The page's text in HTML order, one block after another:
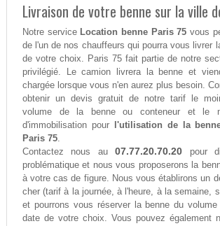
Livraison de votre benne sur la ville
Notre service Location benne Paris 75 vous
de l'un de nos chauffeurs qui pourra vous livrer
de votre choix. Paris 75 fait partie de notre
privilégié. Le camion livrera la benne et
chargée lorsque vous n'en aurez plus besoin.
obtenir un devis gratuit de notre tarif le
volume de la benne ou conteneur et le
d'immobilisation pour
l'utilisation de la
Paris 75.
Contactez nous au07.77.20.70.20 pour
problématique et nous vous proposerons la
à votre cas de figure. Nous vous établirons un
cher (tarif à la journée, à l'heure, à la semaine,
et pourrons vous réserver la benne du
date de votre choix. Vous pouvez également